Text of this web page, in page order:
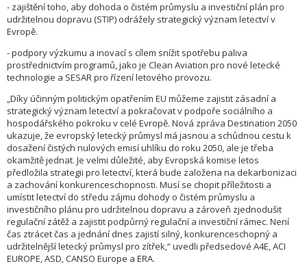
- zajištění toho, aby dohoda o čistém průmyslu a investiční plán pro
udržitelnou dopravu (STIP) odrážely strategický význam letectví v
Evropě.
- podpory výzkumu a inovací s cílem snížit spotřebu paliva
prostřednictvím programů, jako je Clean Aviation pro nové letecké
technologie a SESAR pro řízení letového provozu.
„Díky účinným politickým opatřením EU můžeme zajistit zásadní a
strategický význam letectví a pokračovat v podpoře sociálního a
hospodářského pokroku v celé Evropě. Nová zpráva Destination 2050
ukazuje, že evropský letecký průmysl má jasnou a schůdnou cestu k
dosažení čistých nulových emisí uhlíku do roku 2050, ale je třeba
okamžitě jednat. Je velmi důležité, aby Evropská komise letos
předložila strategii pro letectví, která bude založena na dekarbonizaci
a zachování konkurenceschopnosti. Musí se chopit příležitosti a
umístit letectví do středu zájmu dohody o čistém průmyslu a
investičního plánu pro udržitelnou dopravu a zároveň zjednodušit
regulační zátěž a zajistit podpůrný regulační a investiční rámec. Není
čas ztrácet čas a jednání dnes zajistí silný, konkurenceschopný a
udržitelnější letecký průmysl pro zítřek,“ uvedli předsedové A4E, ACI
EUROPE, ASD, CANSO Europe a ERA.